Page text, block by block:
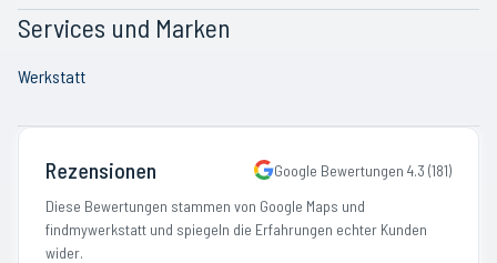
Services und Marken
Werkstatt
Rezensionen Google Bewertungen 4.3 (181)
Diese Bewertungen stammen von Google Maps und
findmywerkstatt und spiegeln die Erfahrungen echter Kunden
wider.